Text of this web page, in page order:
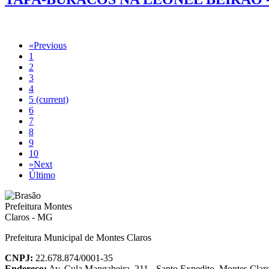
«Previous
1
2
3
4
5 (current)
6
7
8
9
10
»Next
Último
Prefeitura Municipal de Montes Claros
CNPJ: 22.678.874/0001-35